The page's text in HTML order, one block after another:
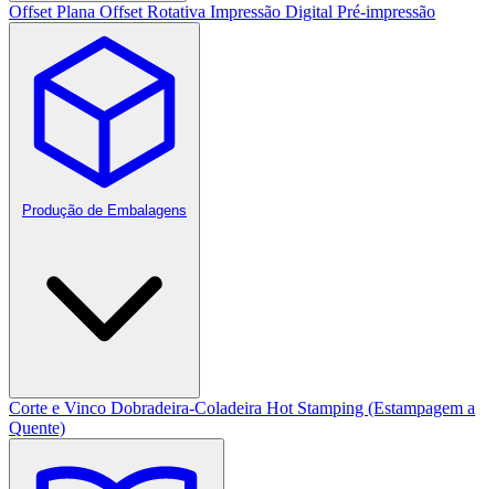
Offset Plana Offset Rotativa Impressão Digital Pré-impressão
Produção de Embalagens
Corte e Vinco Dobradeira-Coladeira Hot Stamping (Estampagem a
Quente)